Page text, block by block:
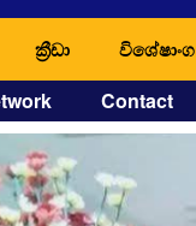
ක්‍රීඩා විශේෂාංග
Contact